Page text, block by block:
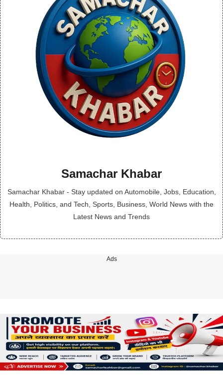
Samachar Khabar
Samachar Khabar - Stay updated on Automobile, Jobs, Education,
Health, Politics, and Tech, Sports, Business, World News with the
Latest News and Trends
Ads